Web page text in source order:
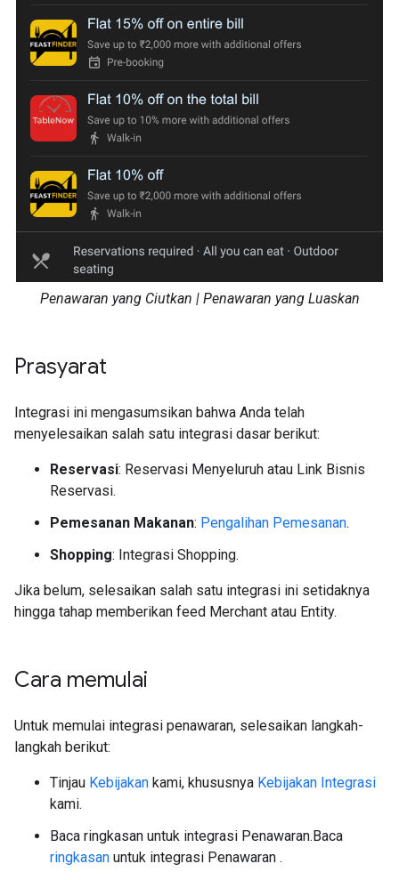
Penawaran yang Ciutkan | Penawaran yang Luaskan
Prasyarat
Integrasi ini mengasumsikan bahwa Anda telah
menyelesaikan salah satu integrasi dasar berikut:
Reservasi: Reservasi Menyeluruh atau Link Bisnis
Reservasi.
Pemesanan Makanan: Pengalihan Pemesanan.
Shopping: Integrasi Shopping.
Jika belum, selesaikan salah satu integrasi ini setidaknya
hingga tahap memberikan feed Merchant atau Entity.
Cara memulai
Untuk memulai integrasi penawaran, selesaikan langkah-
langkah berikut:
Tinjau Kebijakan kami, khususnya Kebijakan Integrasi
kami.
Baca ringkasan untuk integrasi Penawaran.Baca
ringkasan untuk integrasi Penawaran .